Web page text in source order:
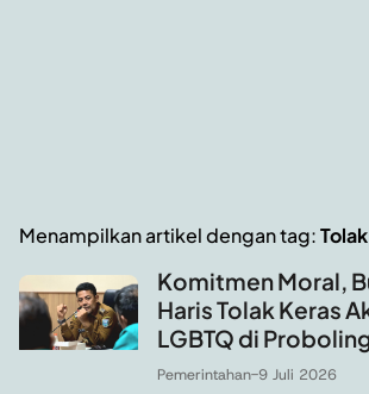
Menampilkan artikel dengan tag:
Komitmen Moral,
Haris Tolak Keras
LGBTQ di
Pemerintahan-9 Juli 2026